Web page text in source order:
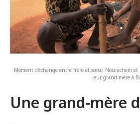
Moment d'échange entre frère et sœur, Nourachem et
leur grand-mère à
Une grand-mère